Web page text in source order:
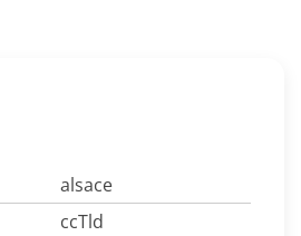
alsace
ccTld